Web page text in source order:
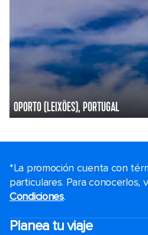
OPORTO (LEIXÕES), PORTUGAL
*La promoción cuenta con
particulares. Para conocerlos,
Condiciones.
Planea tu viaje